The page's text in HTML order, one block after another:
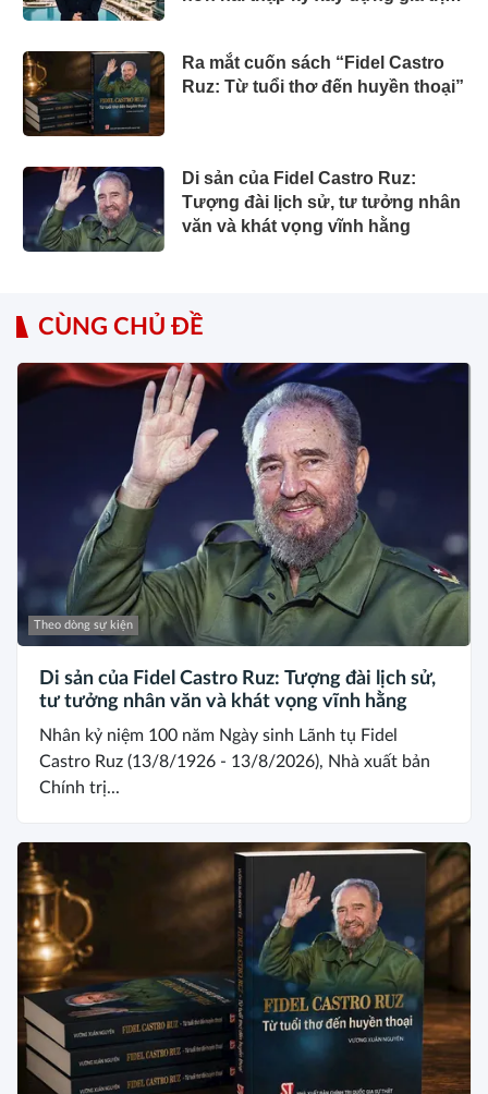
Ra mắt cuốn sách “Fidel Castro
Ruz: Từ tuổi thơ đến huyền thoại”
Di sản của Fidel Castro Ruz:
Tượng đài lịch sử, tư tưởng nhân
văn và khát vọng vĩnh hằng
CÙNG CHỦ ĐỀ
Theo dòng sự kiện
Di sản của Fidel Castro Ruz: Tượng đài lịch sử,
tư tưởng nhân văn và khát vọng vĩnh hằng
Nhân kỷ niệm 100 năm Ngày sinh Lãnh tụ Fidel
Castro Ruz (13/8/1926 - 13/8/2026), Nhà xuất bản
Chính trị...